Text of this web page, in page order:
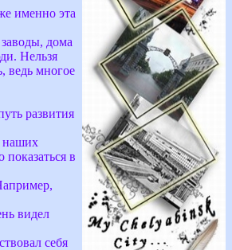
именно эта
дома
Нельзя
ведь многое
развития
наших
в
видел
себя